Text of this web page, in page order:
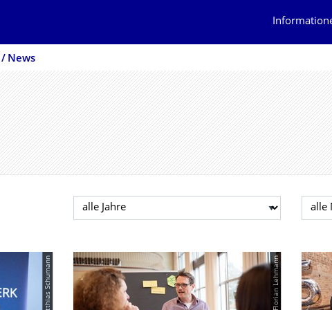
News
Jahr auswählen
© Matthias Schumann © Florian Lehmann